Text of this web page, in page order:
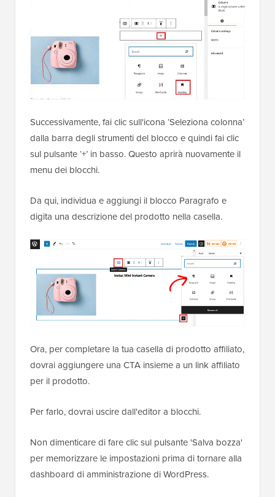
Successivamente, fai clic sull'icona ‘Seleziona colonna’
dalla barra degli strumenti del blocco e quindi fai clic
sul pulsante ‘+’ in basso. Questo aprirà nuovamente il
menu dei blocchi.
Da qui, individua e aggiungi il blocco Paragrafo e
digita una descrizione del prodotto nella casella.
Ora, per completare la tua casella di prodotto affiliato,
dovrai aggiungere una CTA insieme a un link affiliato
per il prodotto.
Per farlo, dovrai uscire dall'editor a blocchi.
Non dimenticare di fare clic sul pulsante 'Salva bozza'
per memorizzare le impostazioni prima di tornare alla
dashboard di amministrazione di WordPress.